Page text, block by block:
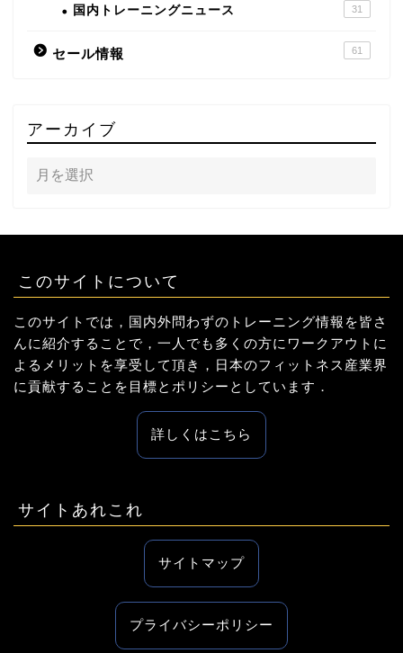
国内トレーニングニュース 31
セール情報 61
アーカイブ
このサイトについて
このサイトでは，国内外問わずのトレーニング情報を皆さ
んに紹介することで，一人でも多くの方にワークアウトに
よるメリットを享受して頂き，日本のフィットネス産業界
に貢献することを目標とポリシーとしています．
詳しくはこちら
サイトあれこれ
サイトマップ
プライバシーポリシー